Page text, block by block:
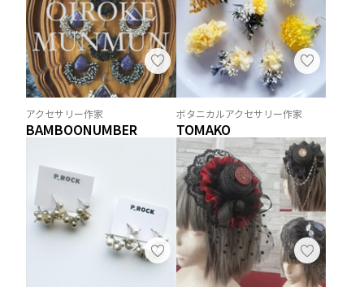
アクセサリー作家
BAMBOONUMBER
ボタニカルアクセサリー作家
TOMAKO